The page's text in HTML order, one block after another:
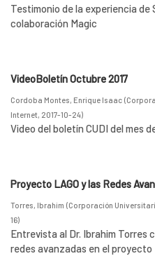
Testimonio de la experiencia
colaboración Magic
VideoBoletín Octubre 2017
Cordoba Montes, Enrique Isaac (
Internet, 2017-10-24)
Video del boletín CUDI del mes
Proyecto LAGO y las Redes
Torres, Ibrahim (Corporación
16)
Entrevista al Dr. Ibrahim Torres
redes avanzadas en el proyecto